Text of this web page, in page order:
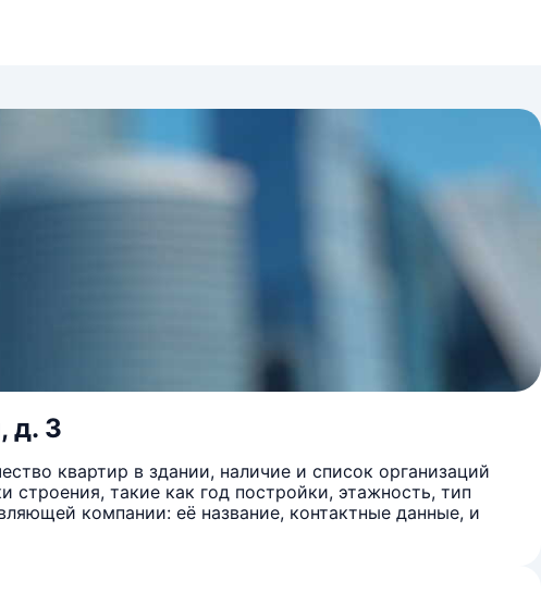
д. 3
квартир в здании, наличие и список организаций
такие как год постройки, этажность, тип
компании: её название, контактные данные, и